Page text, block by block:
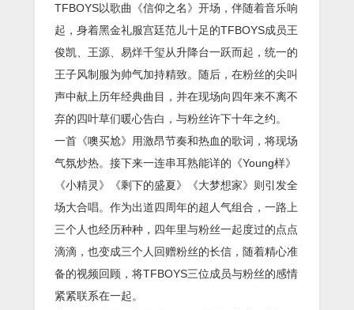
TFBOYS以歌曲《信仰之名》开场，伴随着音乐响
起，身着黑金礼服宫廷范儿十足的TFBOYS成员王
俊凯、王源、易烊千玺从升降台一跃而起，统一的
王子风制服为帅气加持精致。随后，在粉丝的尖叫
声中献上历年经典曲目，并在现场向四年来不离不
弃的四叶草们暖心告白，与粉丝许下十年之约。
一首《噢买尬》用激昂节奏和热血的歌词，将现场
气氛炒热。接下来一连串耳熟能详的《Young样》
《小精灵》《剩下的盛夏》《大梦想家》则引发全
场大合唱。作为出道四周年的超人气组合，一路上
三个人也经历种种，四年里与粉丝一起度过的点点
滴滴，也变成三个人回赠粉丝的长信，随着精心准
备的视频回顾，将TFBOYS三位成员与粉丝的感情
紧紧联系在一起。